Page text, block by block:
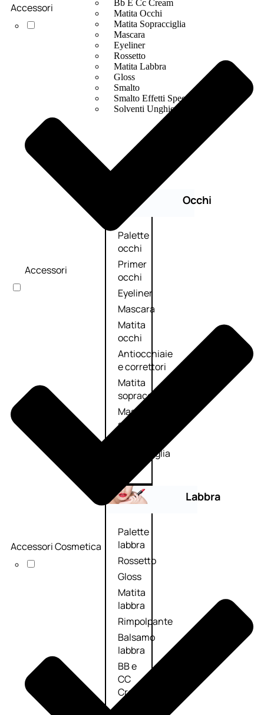
Bb E Cc Cream
Matita Occhi
Matita Sopracciglia
Mascara
Eyeliner
Rossetto
Matita Labbra
Gloss
Smalto
Smalto Effetti Speciali
Solventi Unghie
Occhi
Palette
occhi
Primer
occhi
Eyeliner
Mascara
Matita
occhi
Antiocchiaie
e correttori
Matita
sopracciglia
Mascara
sopracciglia
sopracciglia
Labbra
Palette
labbra
Rossetto
Gloss
Matita
labbra
Rimpolpante
Balsamo
labbra
BB e
CC
Cream
Accessori
Accessori
Accessori Cosmetica